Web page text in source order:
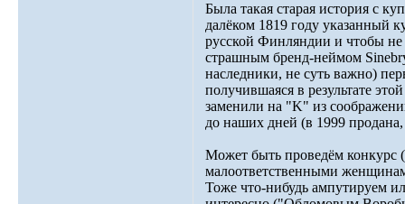
Была такая старая история с
далёком 1819 году указанный
русской Финляндии и чтобы
страшным бренд-неймом
наследники, не суть важно)
получившаяся в результате
заменили на "K" из
до наших дней (в 1999
Может быть проведём конкурс
малоответственными
Тоже что-нибудь ампутируем